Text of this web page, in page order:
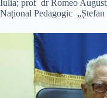
Iulia; prof dr Romeo
Național Pedagogic „Ștefan